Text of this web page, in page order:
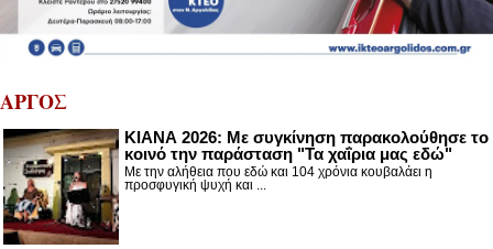
ΑΡΓΟΣ
ΚΙΑΝΑ 2026: Με συγκίνηση παρακολούθησε το
κοινό την παράσταση "Τα χαΐρια μας εδώ"
Με την αλήθεια που εδώ και 104 χρόνια κουβαλάει η
προσφυγική ψυχή και ...